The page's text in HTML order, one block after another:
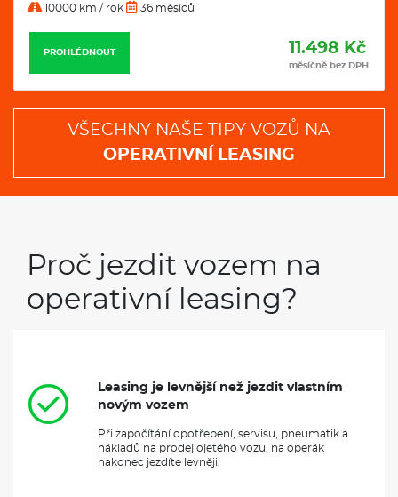
11.498 Kč
10000 km / rok
VŠECHNY NAŠE TIPY VOZŮ NA
OPERATIVNÍ LEASING
Proč jezdit vozem na
operativní leasing?
Leasing je levnější než jezdit vlastním
novým vozem
Při započítání opotřebení, servisu, pneumatik a
nákladů na prodej ojetého vozu, na operák
nakonec jezdíte levněji.